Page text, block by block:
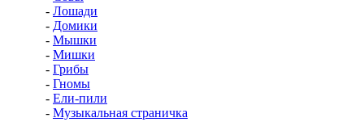
- Лошади
- Домики
- Мышки
- Мишки
- Грибы
- Гномы
- Ели-пили
- Музыкальная страничка